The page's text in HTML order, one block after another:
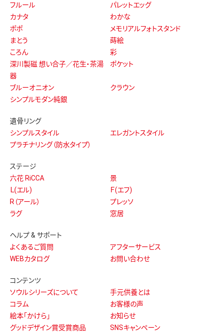
フルール
パレットエッグ
カナタ
わかな
ポポ
メモリアルフォトスタンド
まとう
蒔絵
ころん
彩
深川製磁 想い合子／花生・茶湯
器
ポケット
ブルーオニオン
クラウン
シンプルモダン純銀
遺骨リング
シンプルスタイル
エレガントスタイル
プラチナリング（防水タイプ）
ステージ
六花 RiCCA
景
Ｌ(エル)
Ｆ(エフ)
R（アール）
プレッソ
ラグ
窓居
ヘルプ & サポート
よくあるご質問
アフターサービス
WEBカタログ
お問い合わせ
コンテンツ
ソウルシリーズについて
手元供養とは
コラム
お客様の声
絵本「かけら」
お知らせ
グッドデザイン賞受賞商品
SNSキャンペーン